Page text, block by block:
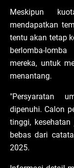
Meskipun
mendapatkan
tentu akan tetap
berlomba-
mereka, untuk
menantang.
"Persyaratan
dipenuhi. Calon
tinggi,
bebas dari
2025.